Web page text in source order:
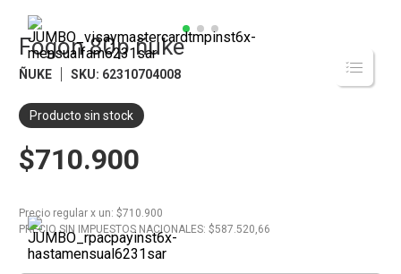
Fogon 80p ñuke
ÑUKE SKU: 62310704008
Producto sin stock
$710.900
Precio regular x un: $710.900
PRECIO SIN IMPUESTOS NACIONALES: $587.520,66
Cerveza
Galletitas
Yerba
Juguetes
. Carne